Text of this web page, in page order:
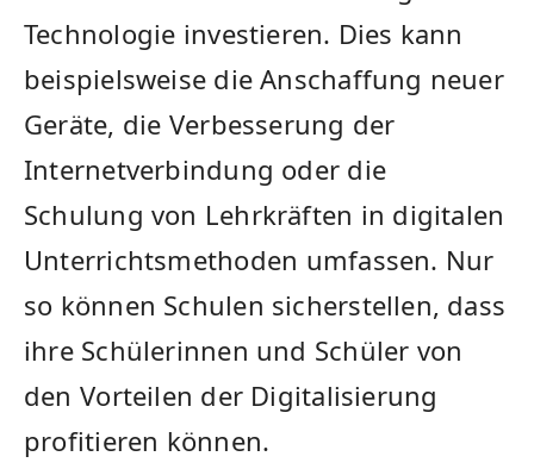
Technologie⁢ investieren. Dies kann
beispielsweise die Anschaffung neuer
Geräte, die ⁣Verbesserung⁢ der
Internetverbindung oder die‌
Schulung von Lehrkräften in ⁢digitalen
Unterrichtsmethoden ⁣umfassen. Nur
so können Schulen sicherstellen, dass
ihre Schülerinnen und Schüler von
den ⁣Vorteilen der Digitalisierung
profitieren können.